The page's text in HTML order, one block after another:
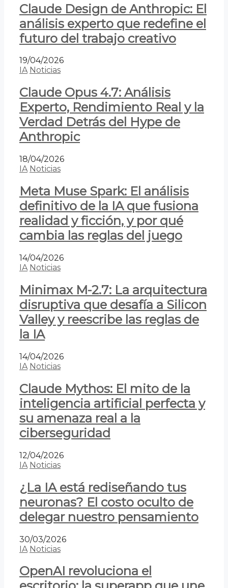
Claude Design de Anthropic: El
análisis experto que redefine el
futuro del trabajo creativo
19/04/2026
IA Noticias
Claude Opus 4.7: Análisis
Experto, Rendimiento Real y la
Verdad Detrás del Hype de
Anthropic
18/04/2026
IA Noticias
Meta Muse Spark: El análisis
definitivo de la IA que fusiona
realidad y ficción, y por qué
cambia las reglas del juego
14/04/2026
IA Noticias
Minimax M-2.7: La arquitectura
disruptiva que desafía a Silicon
Valley y reescribe las reglas de
la IA
14/04/2026
IA Noticias
Claude Mythos: El mito de la
inteligencia artificial perfecta y
su amenaza real a la
ciberseguridad
12/04/2026
IA Noticias
¿La IA está rediseñando tus
neuronas? El costo oculto de
delegar nuestro pensamiento
30/03/2026
IA Noticias
OpenAI revoluciona el